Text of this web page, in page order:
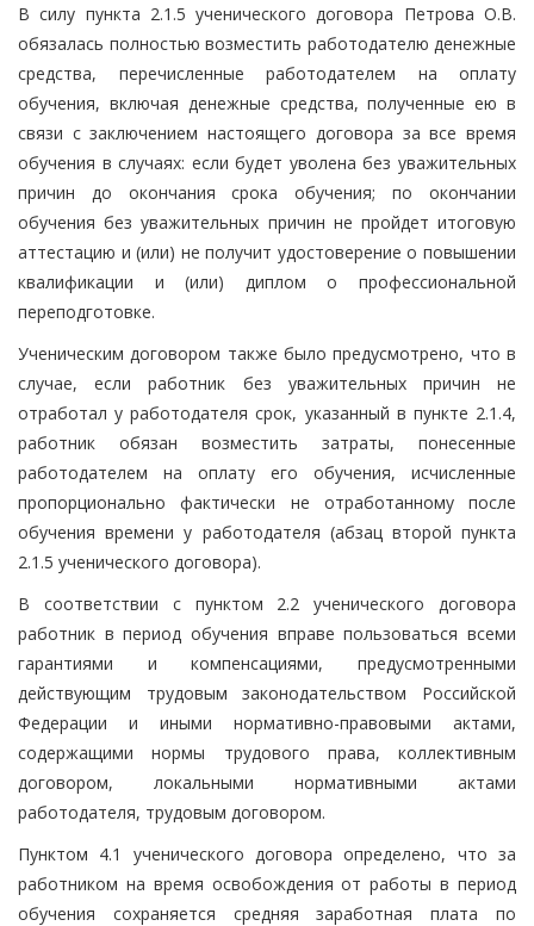
В силу пункта 2.1.5 ученического договора Петрова О.В.
обязалась полностью возместить работодателю денежные
средства, перечисленные работодателем на оплату
обучения, включая денежные средства, полученные ею в
связи с заключением настоящего договора за все время
обучения в случаях: если будет уволена без уважительных
причин до окончания срока обучения; по окончании
обучения без уважительных причин не пройдет итоговую
аттестацию и (или) не получит удостоверение о повышении
квалификации и (или) диплом о профессиональной
переподготовке.
Ученическим договором также было предусмотрено, что в
случае, если работник без уважительных причин не
отработал у работодателя срок, указанный в пункте 2.1.4,
работник обязан возместить затраты, понесенные
работодателем на оплату его обучения, исчисленные
пропорционально фактически не отработанному после
обучения времени у работодателя (абзац второй пункта
2.1.5 ученического договора).
В соответствии с пунктом 2.2 ученического договора
работник в период обучения вправе пользоваться всеми
гарантиями и компенсациями, предусмотренными
действующим трудовым законодательством Российской
Федерации и иными нормативно-правовыми актами,
содержащими нормы трудового права, коллективным
договором, локальными нормативными актами
работодателя, трудовым договором.
Пунктом 4.1 ученического договора определено, что за
работником на время освобождения от работы в период
обучения сохраняется средняя заработная плата по